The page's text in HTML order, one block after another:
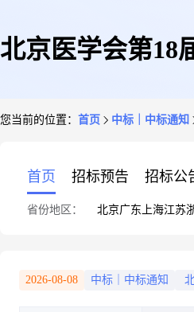
北京医学会第18
您当前的位置： 首页 中标｜中标通知
首页 招标预告 招标公
省份地区： 北京广东 上海江苏
2026-08-08 中标｜中标通知